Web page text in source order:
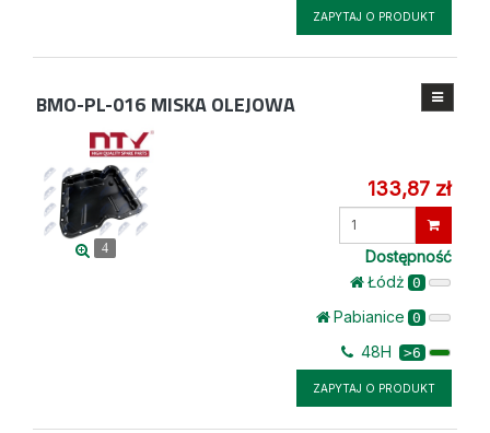
ZAPYTAJ O PRODUKT
BMO-PL-016 MISKA OLEJOWA
4
133,87 zł
Wprowadź
Dostępność
Łódż 0
Pabianice 0
48H >6
ZAPYTAJ O PRODUKT